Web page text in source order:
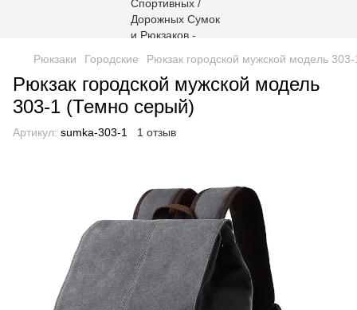
Рюкзаки Городские Рюкзак городской мужской модель
Рюкзак городской мужской модель
303-1 (Темно серый)
Артикул: sumka-303-1 1 отзыв